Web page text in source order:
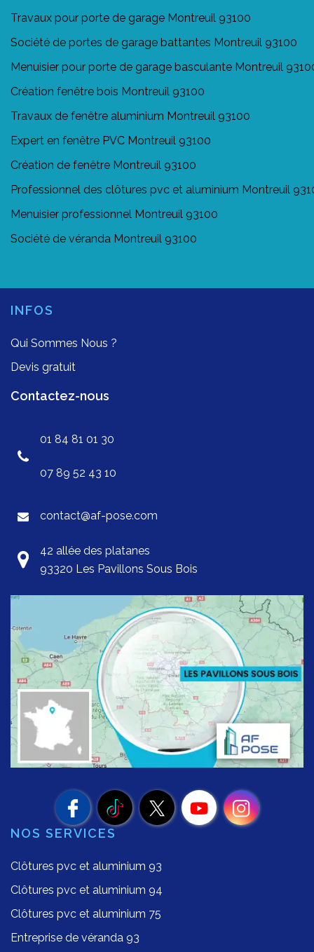
Travaux pour porte de garage Montreuil 93100
Société de portes de garage battantes Montreuil 93100
Menuisier pour porte de garage basculante Montreuil
Création fenêtre bois Montreuil 93100
Travaux de fenêtre aluminium Montreuil 93100
Expert en fenêtre PVC Montreuil 93100
Création de fenêtre Montreuil 93100
Professionnel des clôtures pvc et aluminium Montreuil
Menuisier professionnel Montreuil 93100
Société de véranda Montreuil 93100
INFOS
Qui Sommes Nous ?
Devis gratuit
Contactez-nous
01 84 81 01 30
07 89 52 43 10
contact@af-pose.com
42 allée des platanes
93320 Les Pavillons Sous Bois
NOS SERVICES
Clôtures pvc et aluminium 93
Clôtures pvc et aluminium 94
Clôtures pvc et aluminium 75
Entreprise de véranda 93